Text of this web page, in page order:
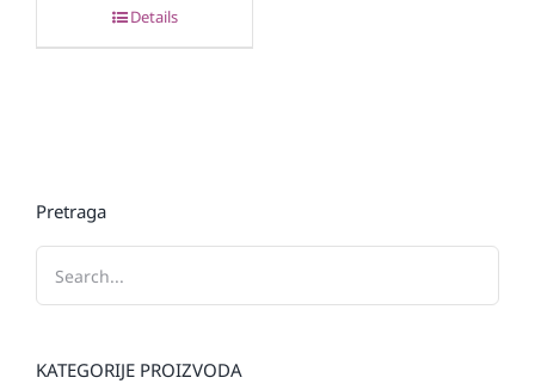
Details
Pretraga
KATEGORIJE PROIZVODA